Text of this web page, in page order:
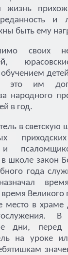
жизнь
быть ему
это им
народного
в год.
в светскую
школе закон
года
Великого
место в храме
В
дни, перед
на уроке